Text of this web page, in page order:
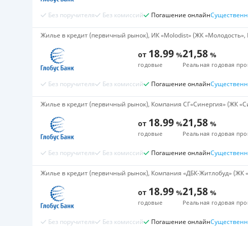
Без поручителя Без комиссий Погашение онлайн
Жилье в кредит (первичный рынок), ИК «Molodist» (ЖК «Молодость»,
от 18.99 %
годовые
21,58 %
Реальная годовая
Без поручителя Без комиссий Погашение онлайн
Жилье в кредит (первичный рынок), Компания СГ«Синергия» (ЖК
от 18.99 %
годовые
21,58 %
Реальная годовая
Без поручителя Без комиссий Погашение онлайн
Жилье в кредит (первичный рынок), Компания «ДБК-Житлобуд» (ЖК
от 18.99 %
годовые
21,58 %
Реальная годовая
Без поручителя Без комиссий Погашение онлайн